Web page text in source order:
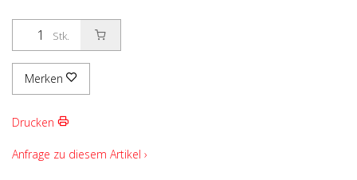
Stk.
Merken
Drucken
Anfrage zu diesem Artikel ›